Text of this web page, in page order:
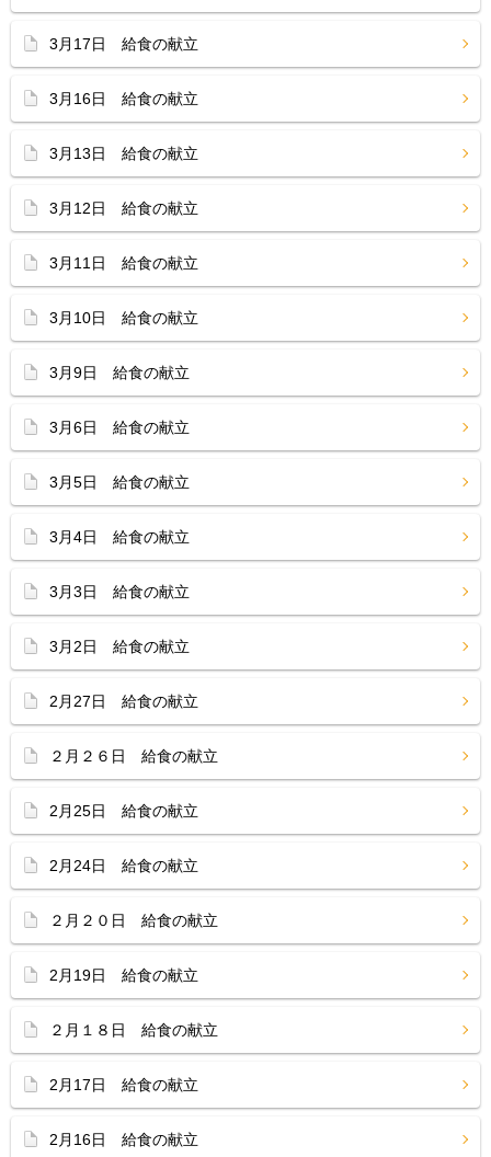
3月17日 給食の献立
3月16日 給食の献立
3月13日 給食の献立
3月12日 給食の献立
3月11日 給食の献立
3月10日 給食の献立
3月9日 給食の献立
3月6日 給食の献立
3月5日 給食の献立
3月4日 給食の献立
3月3日 給食の献立
3月2日 給食の献立
2月27日 給食の献立
２月２６日 給食の献立
2月25日 給食の献立
2月24日 給食の献立
２月２０日 給食の献立
2月19日 給食の献立
２月１８日 給食の献立
2月17日 給食の献立
2月16日 給食の献立